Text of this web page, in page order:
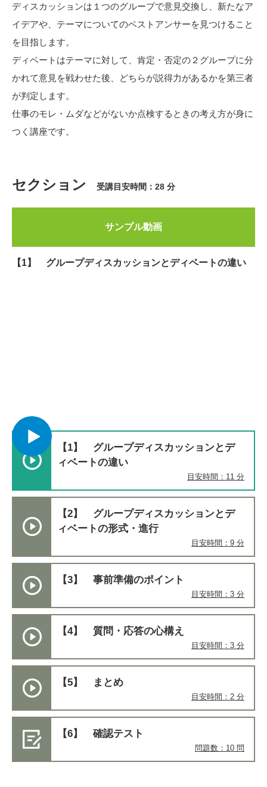
ディスカッションは１つのグループで意見交換し、新たなア
イデアや、テーマについてのベストアンサーを見つけること
を目指します。
ディベートはテーマに対して、肯定・否定の２グループに分
かれて意見を戦わせた後、どちらが説得力があるかを第三者
が判定します。
仕事のモレ・ムダなどがないか点検するときの考え方が身に
つく講座です。
セクション 受講目安時間：28 分
【1】 グループディスカッションとデ
ィベートの違い
目安時間：11 分
【2】 グループディスカッションとデ
ィベートの形式・進行
目安時間：9 分
【3】 事前準備のポイント
目安時間：3 分
【4】 質問・応答の心構え
目安時間：3 分
【5】 まとめ
目安時間：2 分
【6】 確認テスト
問題数：10 問
サンプル動画
【1】 グループディスカッションとディベートの違い